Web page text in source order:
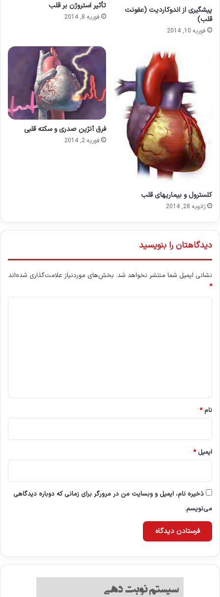
پیشگیری از اندوكارديت (عفونت
قلب)
فوریه 10, 2014
تأثیر استروژن بر قلب
فوریه 8, 2014
کلسترول و بیماریهای قلب
ژانویه 28, 2014
فرق آنژین صدری و سکته قلبی
فوریه 2, 2014
دیدگاهتان را بنویسید
نشانی ایمیل شما منتشر نخواهد شد. بخش‌های موردنیاز علامت‌گذاری شده‌اند
*
نام*
ایمیل*
ذخیره نام، ایمیل و وبسایت من در مرورگر برای زمانی که دوباره دیدگاهی
می‌نویسم.